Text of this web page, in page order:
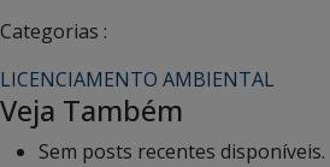
Categorias :
LICENCIAMENTO AMBIENTAL
Veja Também
Sem posts recentes disponíveis.